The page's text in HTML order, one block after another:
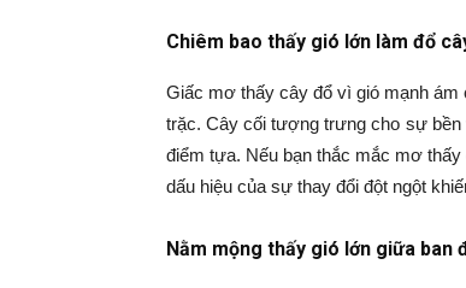
Chiêm bao thấy gió lớn làm đổ
Giấc mơ thấy cây đổ vì gió mạnh ám
trặc. Cây cối tượng trưng cho sự bền
điểm tựa. Nếu bạn thắc mắc mơ
dấu hiệu của sự thay đổi đột ngột
Nằm mộng thấy gió lớn giữa ban